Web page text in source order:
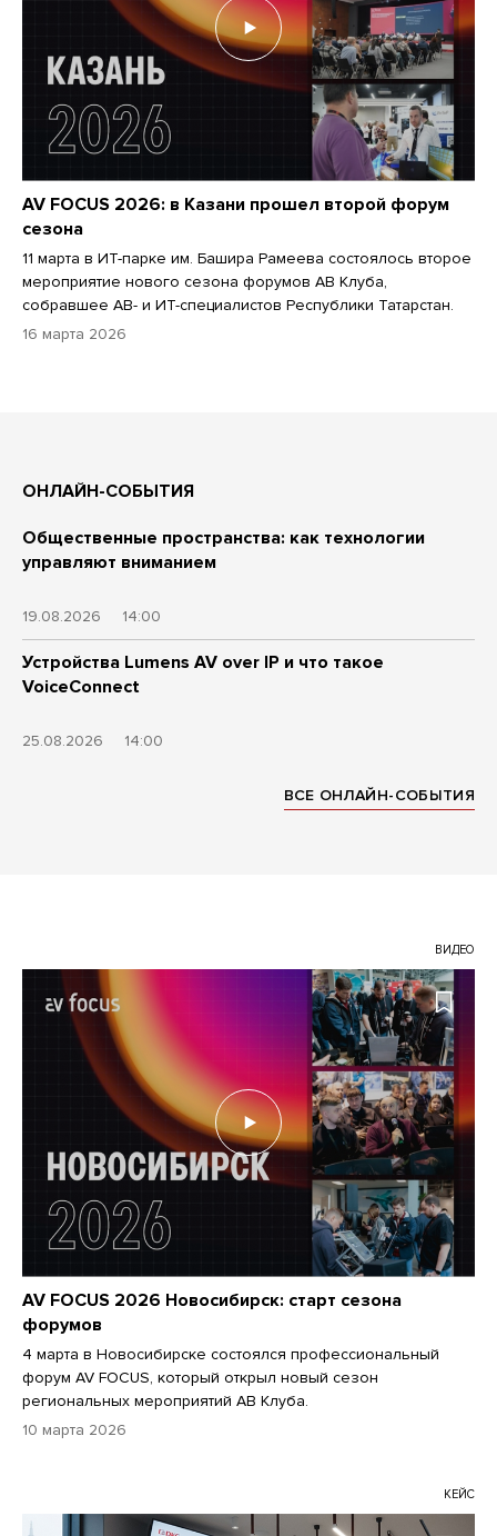
AV FOCUS 2026: в Казани прошел второй форум
сезона
11 марта в ИТ-парке им. Башира Рамеева состоялось второе
мероприятие нового сезона форумов АВ Клуба,
собравшее АВ- и ИТ-специалистов Республики Татарстан.
16 марта 2026
ВИДЕО
AV FOCUS 2026 Новосибирск: старт сезона
форумов
4 марта в Новосибирске состоялся профессиональный
форум AV FOCUS, который открыл новый сезон
региональных мероприятий АВ Клуба.
10 марта 2026
КЕЙС
ОНЛАЙН-СОБЫТИЯ
Общественные пространства: как технологии
управляют вниманием
19.08.2026 14:00
Устройства Lumens AV over IP и что такое
VoiceConnect
25.08.2026 14:00
ВСЕ ОНЛАЙН-СОБЫТИЯ